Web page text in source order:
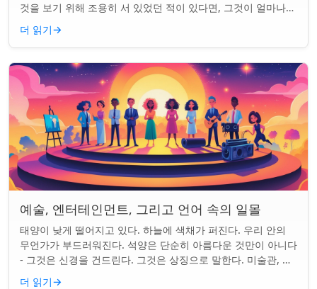
것을 보기 위해 조용히 서 있었던 적이 있다면, 그것이 얼마나
마법 같은 일인지 알 것이다....
더 읽기→
예술, 엔터테인먼트, 그리고 언어 속의 일몰
태양이 낮게 떨어지고 있다. 하늘에 색채가 퍼진다. 우리 안의
무언가가 부드러워진다. 석양은 단순히 아름다운 것만이 아니다
- 그것은 신경을 건드린다. 그것은 상징으로 말한다. 미술관, 화
면, 그리고 우리가 말하는 ...
더 읽기→